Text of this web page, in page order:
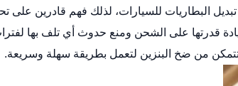
البطاريات للسيارات، لذلك فهم قادرين على
قدرتها على الشحن ومنع حدوث أي تلف بها
من ضخ البنزين لتعمل بطريقة سهلة وسريعة.